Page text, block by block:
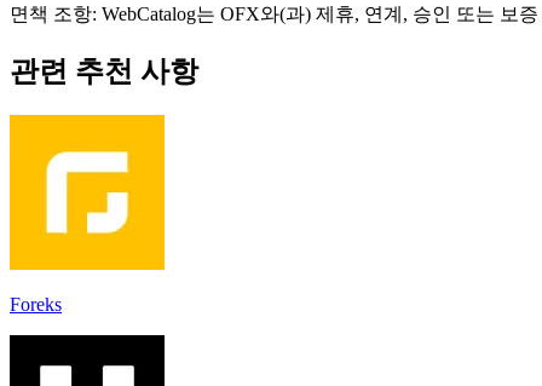
면책 조항: WebCatalog는 OFX와(과) 제휴, 연계, 승인 또는
관련 추천 사항
Foreks